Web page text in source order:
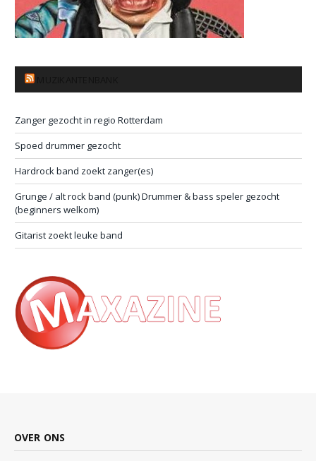
Zanger gezocht in regio Rotterdam
Spoed drummer gezocht
Hardrock band zoekt zanger(es)
Grunge / alt rock band (punk) Drummer & bass speler gezocht
(beginners welkom)
Gitarist zoekt leuke band
OVER ONS